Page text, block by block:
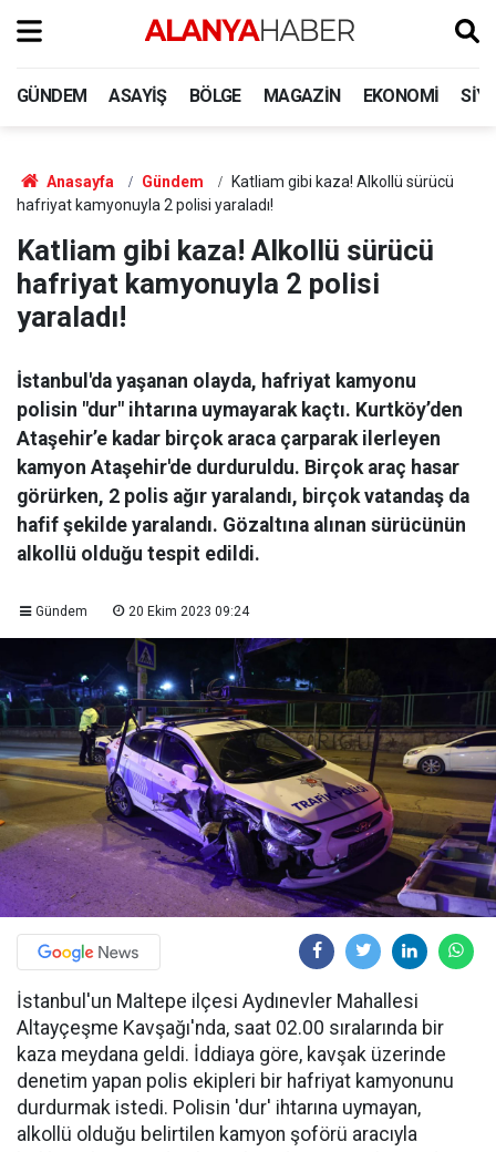
GÜNDEM ASAYIŞ BÖLGE MAGAZIN EKONOMI
Anasayfa Gündem
Katliam gibi kaza! Alkollü sürücü
hafriyat kamyonuyla 2 polisi yaraladı!
Katliam gibi kaza! Alkollü sürücü
hafriyat kamyonuyla 2 polisi
yaraladı!
İstanbul'da yaşanan olayda, hafriyat kamyonu
polisin "dur" ihtarına uymayarak kaçtı. Kurtköy’den
Ataşehir’e kadar birçok araca çarparak ilerleyen
kamyon Ataşehir'de durduruldu. Birçok araç hasar
görürken, 2 polis ağır yaralandı, birçok vatandaş da
hafif şekilde yaralandı. Gözaltına alınan sürücünün
alkollü olduğu tespit edildi.
Gündem 20 Ekim 2023 09:24
İstanbul'un Maltepe ilçesi Aydınevler Mahallesi
Altayçeşme Kavşağı'nda, saat 02.00 sıralarında bir
kaza meydana geldi. İddiaya göre, kavşak üzerinde
denetim yapan polis ekipleri bir hafriyat kamyonunu
durdurmak istedi. Polisin 'dur' ihtarına uymayan,
alkollü olduğu belirtilen kamyon şoförü aracıyla